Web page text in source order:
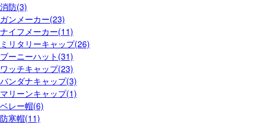
消防(3)
ガンメーカー(23)
ナイフメーカー(11)
ミリタリーキャップ(26)
ブーニーハット(31)
ワッチキャップ(23)
バンダナキャップ(3)
マリーンキャップ(1)
ベレー帽(6)
防寒帽(11)